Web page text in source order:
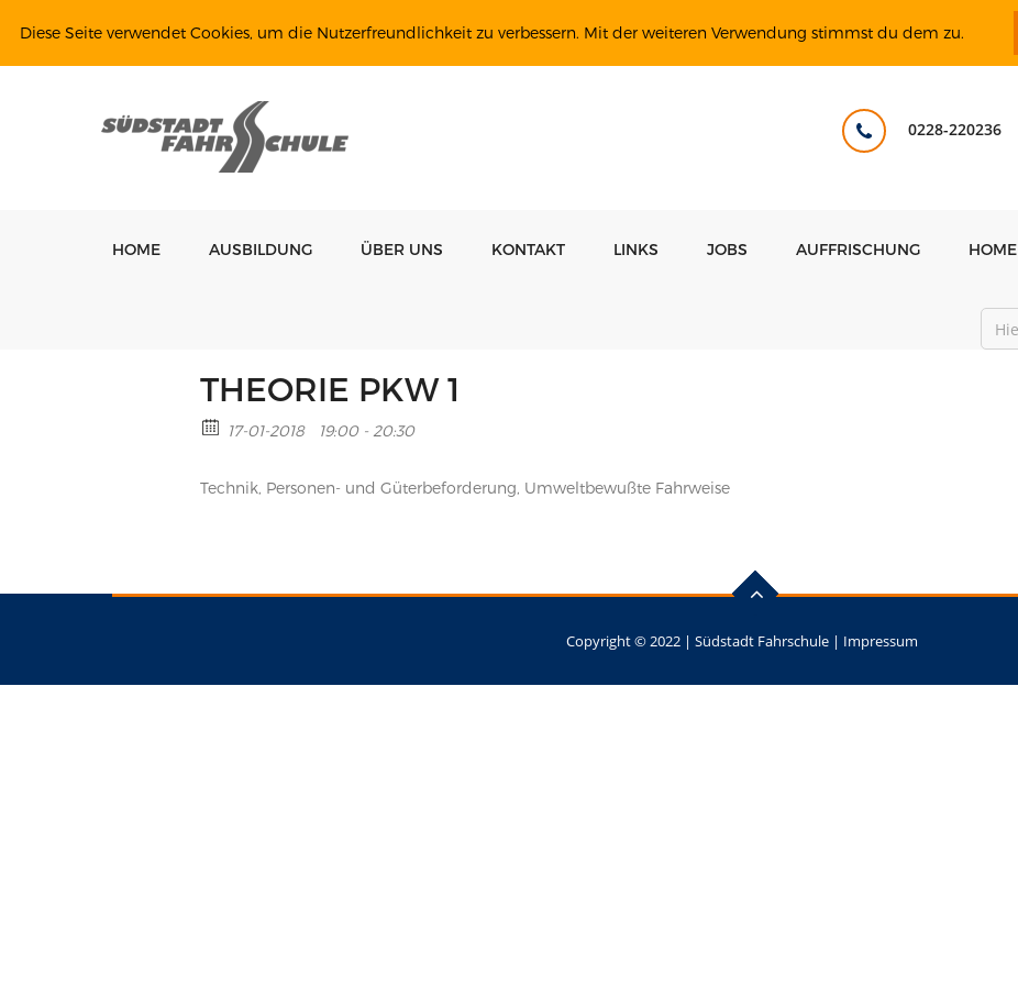
0228-220236
HOME AUSBILDUNG ÜBER UNS KONTAKT LINKS JOBS AUFFRISCHUNG HOME
THEORIE PKW 1
17-01-2018 19:00 - 20:30
Technik, Personen- und Güterbeforderung, Umweltbewußte Fahrweise
Copyright © 2022 | Südstadt Fahrschule | Impressum
Diese Seite verwendet Cookies, um die Nutzerfreundlichkeit zu verbessern. Mit der weiteren Verwendung stimmst du dem zu.